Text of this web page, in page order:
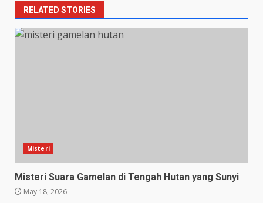
RELATED STORIES
Misteri
Misteri Suara Gamelan di Tengah Hutan yang Sunyi
May 18, 2026